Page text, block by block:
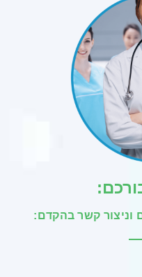
וניצור קשר בהקדם: